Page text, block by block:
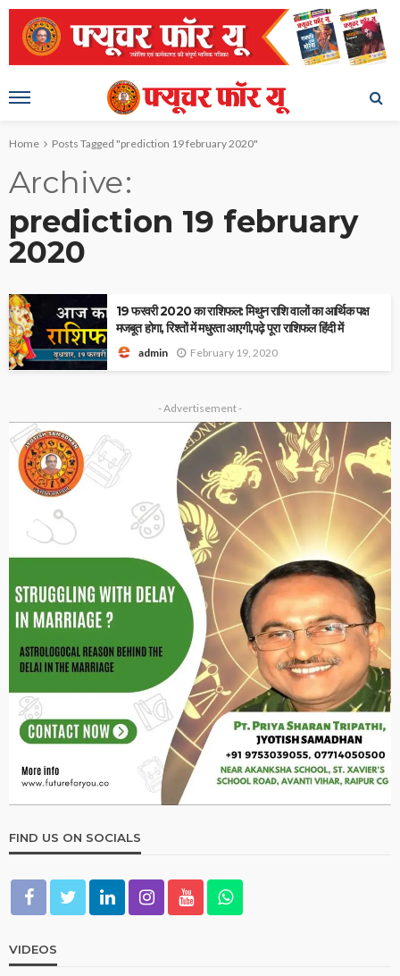
Home Posts Tagged "prediction 19 february 2020"
Archive
prediction 19 february
2020
19 फरवरी 2020 का राशिफल: मिथुन राशि वालों का आर्थिक पक्ष
मजबूत होगा, रिश्तों में मधुरता आएगी,पढ़े पूरा राशिफल हिंदी में
admin February 19, 2020
- Advertisement -
FIND US ON SOCIALS
VIDEOS